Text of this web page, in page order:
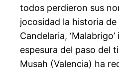
todos perdieron sus
jocosidad la historia de
Candelaria,
espesura del paso del
Musah (Valencia) ha